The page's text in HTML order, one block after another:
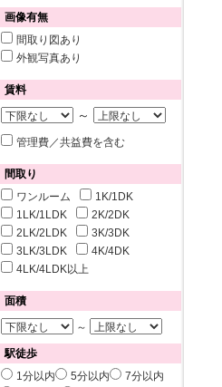
画像有無
間取り図あり
外観写真あり
賃料
～
管理費／共益費を含む
間取り
ワンルーム
1K/1DK
1LK/1LDK
2K/2DK
2LK/2LDK
3K/3DK
3LK/3LDK
4K/4DK
4LK/4LDK以上
面積
～
駅徒歩
1分以内
5分以内
7分以内